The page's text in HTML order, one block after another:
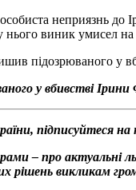
неприязнь до
виник умисел на
підозрюваного у
у вбивстві
підписуйтеся
– про актуальні
рішень викликам